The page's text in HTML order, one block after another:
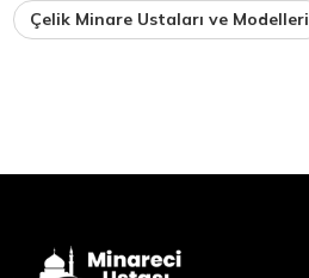
Çelik Minare Ustaları ve Modelleri